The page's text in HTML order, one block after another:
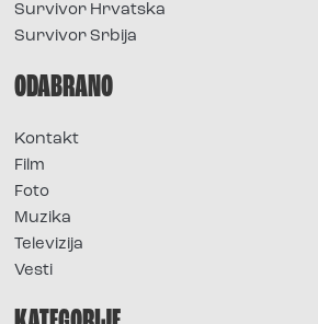
Survivor Hrvatska
Survivor Srbija
ODABRANO
Kontakt
Film
Foto
Muzika
Televizija
Vesti